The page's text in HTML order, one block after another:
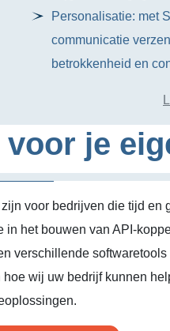
Personalisatie: met
communicatie
betrokkenheid en
je
voor bedrijven die tijd en
het bouwen van API-
verschillende
wij uw bedrijf kunnen